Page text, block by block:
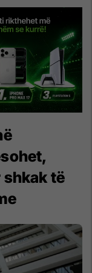
të